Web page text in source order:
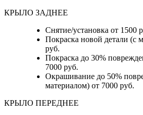
КРЫЛО ЗАДНЕЕ
Снятие/установка от 1500
Покраска новой детали (с
руб.
Покраска до 30%
7000 руб.
Окрашивание до 50%
материалом) от 7000 руб.
КРЫЛО ПЕРЕДНЕЕ